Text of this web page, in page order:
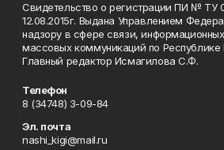
Свидетельство о регистрации ПИ № ТУ
12.08.2015г. Выдана Управлением
надзору в сфере связи,
массовых коммуникаций по Республике
Главный редактор Исмагилова С.Ф.
Телефон
8 (34748) 3-09-84
Эл. почта
nashi_kigi@mail.ru